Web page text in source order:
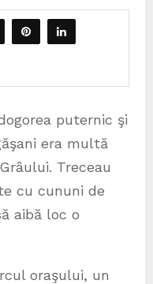
puternic şi
era multă
Treceau
cu cununi de
aibă loc o
oraşului, un